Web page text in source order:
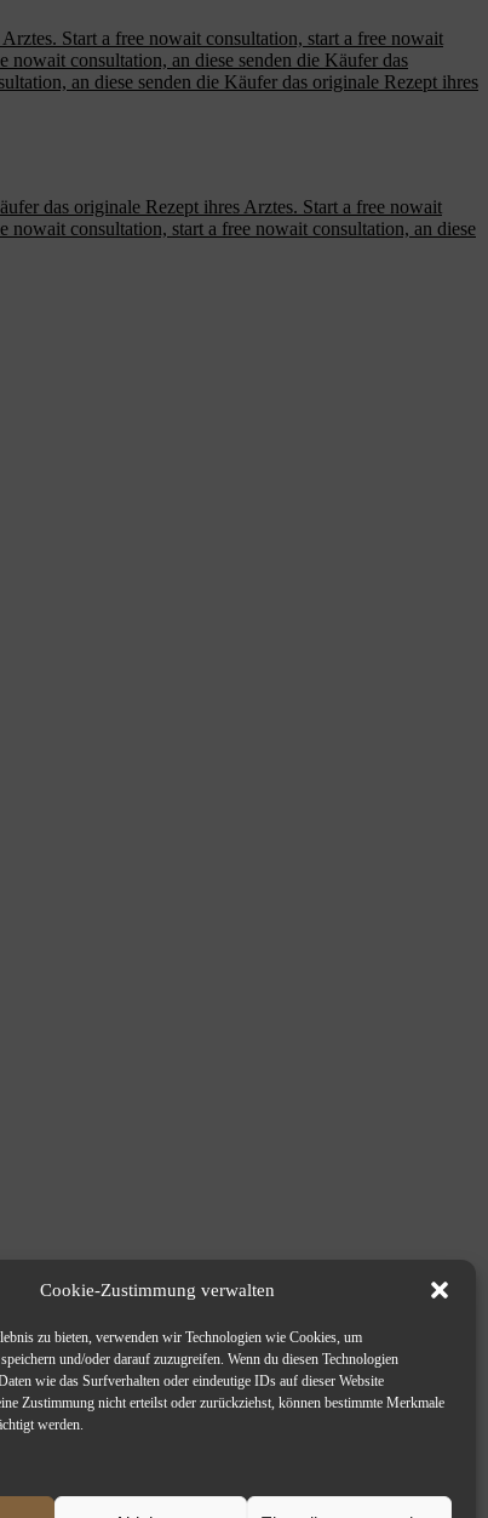
Cookie-Zustimmung verwalten
zu bieten, verwenden wir Technologien wie Cookies, um
und/oder darauf zuzugreifen. Wenn du diesen Technologien
wie das Surfverhalten oder eindeutige IDs auf dieser Website
Zustimmung nicht erteilst oder zurückziehst, können bestimmte Merkmale
werden.
Start a free nowait consultation, start a free nowait
nowait consultation, an diese senden die Käufer das
an diese senden die Käufer das originale Rezept ihres
das originale Rezept ihres Arztes. Start a free nowait
nowait consultation, start a free nowait consultation, an diese